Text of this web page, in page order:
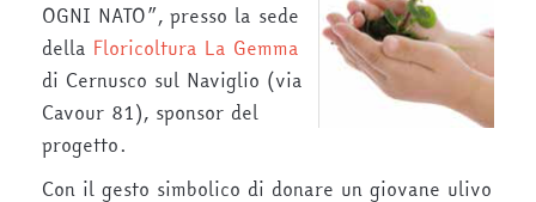
OGNI NATO”, presso la sede
della Floricoltura La Gemma
di Cernusco sul Naviglio (via
Cavour 81), sponsor del
progetto.
Con il gesto simbolico di donare un giovane ulivo